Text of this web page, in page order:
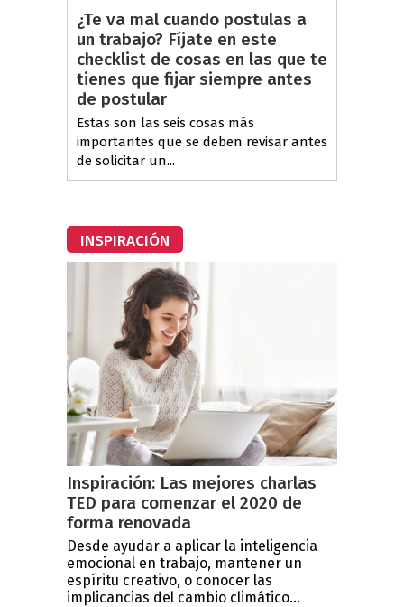
¿Te va mal cuando postulas a
un trabajo? Fíjate en este
checklist de cosas en las que te
tienes que fijar siempre antes
de postular
Estas son las seis cosas más
importantes que se deben revisar antes
de solicitar un...
INSPIRACIÓN
Inspiración: Las mejores charlas
TED para comenzar el 2020 de
forma renovada
Desde ayudar a aplicar la inteligencia
emocional en trabajo, mantener un
espíritu creativo, o conocer las
implicancias del cambio climático...